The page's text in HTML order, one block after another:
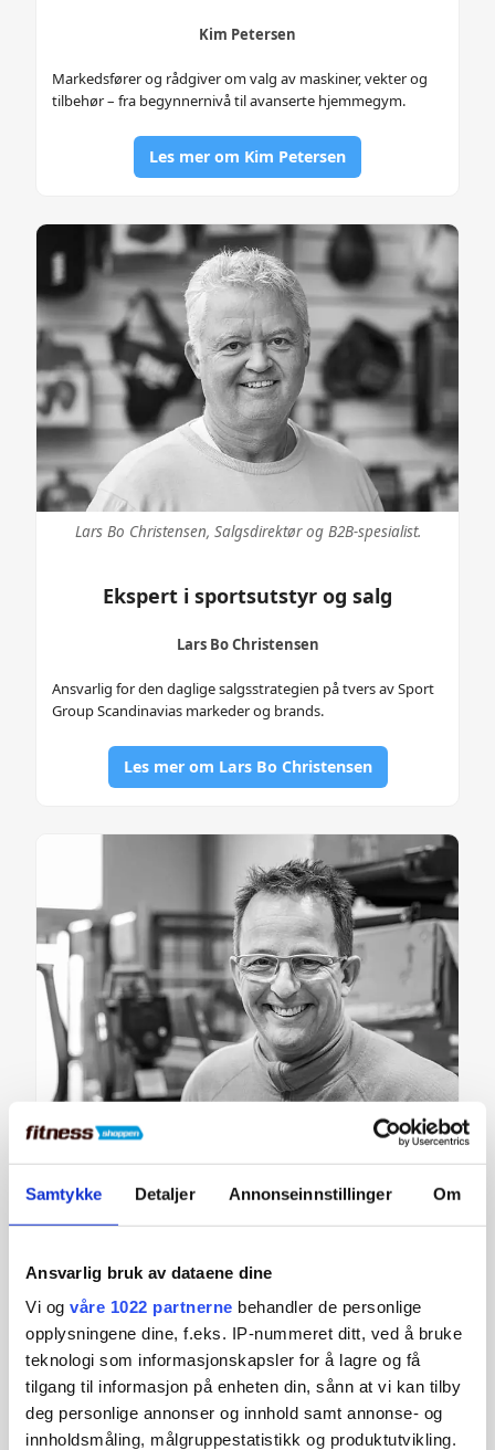
Samtykke Detaljer Annonseinnstillinger Om
Ansvarlig bruk av dataene dine
Vi og våre 1022 partnerne behandler de personlige
opplysningene dine, f.eks. IP-nummeret ditt, ved å bruke
teknologi som informasjonskapsler for å lagre og få
tilgang til informasjon på enheten din, sånn at vi kan tilby
deg personlige annonser og innhold samt annonse- og
innholdsmåling, målgruppestatistikk og produktutvikling.
Kim Petersen
Markedsfører og rådgiver om valg av maskiner, vekter og
tilbehør – fra begynnernivå til avanserte hjemmegym.
Les mer om Kim Petersen
Lars Bo Christensen, Salgsdirektør og B2B-spesialist.
Ekspert i sportsutstyr og salg
Lars Bo Christensen
Ansvarlig for den daglige salgsstrategien på tvers av Sport
Group Scandinavias markeder og brands.
Les mer om Lars Bo Christensen
Ole Mortensen, Teknisk ekspert og montør.
After Sales Service Manager
Ansvarlig for installasjon og vedlikehold av utstyr, samt
kontakt med leverandører, produsenter og B2B-kunder ved
tekniske problemer.
Les mer om Ole Mortensen